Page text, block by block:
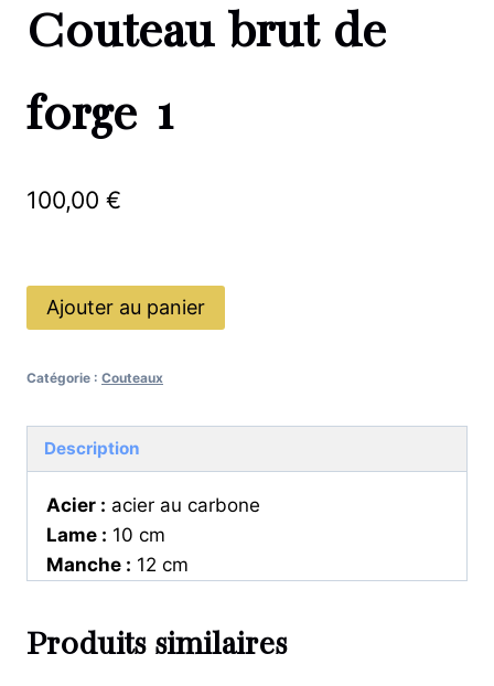
Couteau brut de
forge 1
100,00 €
quantité
de
brut
forge
1
Ajouter au panier
Catégorie : Couteaux
Description
Acier : acier au carbone
Lame : 10 cm
Manche : 12 cm
Produits similaires